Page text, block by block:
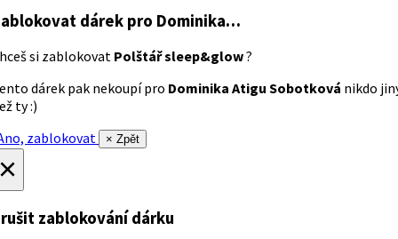
dárek pro Dominika…
si zablokovat Polštář sleep&glow?
dárek pak nekoupí pro Dominika Atigu Sobotková nikdo
ty :)
zablokovat
× Zpět
zablokování dárku